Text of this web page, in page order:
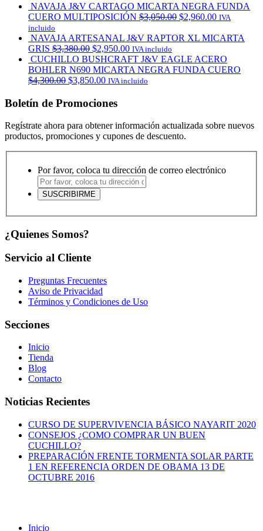
NAVAJA J&V CARTAGO MICARTA NEGRA FUNDA
CUERO MULTIPOSICIÓN $3,050.00 $2,960.00 IVA
incluido
NAVAJA ARTESANAL J&V RAPTOR XL MICARTA
GRIS $3,380.00 $2,950.00 IVA incluido
CUCHILLO BUSHCRAFT J&V EAGLE ACERO
BOHLER N690 MICARTA NEGRA FUNDA CUERO
$4,300.00 $3,850.00 IVA incluido
Boletín de Promociones
Regístrate ahora para obtener información actualizada sobre nuevos
productos, promociones y cupones de descuento.
Por favor, coloca tu dirección de correo electrónico
¿Quienes Somos?
Servicio al Cliente
Preguntas Frecuentes
Aviso de Privacidad
Términos y Condiciones de Uso
Secciones
Inicio
Tienda
Blog
Contacto
Noticias Recientes
CURSO DE SUPERVIVENCIA BÁSICO NAYARIT 2020
CONSEJOS ¿COMO COMPRAR UN BUEN
CUCHILLO?
PREPARACIÓN FRENTE TORMENTA SOLAR PARTE
1 EN REFERENCIA ORDEN DE OBAMA 13 DE
OCTUBRE 2016
Inicio